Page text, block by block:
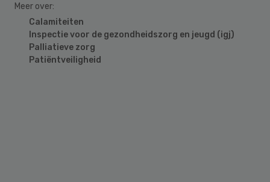
Meer over:
Calamiteiten
Inspectie voor de gezondheidszorg en jeugd (igj)
Palliatieve zorg
Patiëntveiligheid